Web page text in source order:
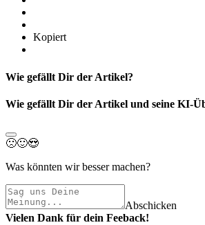
Kopiert
Wie gefällt Dir der Artikel?
Wie gefällt Dir der Artikel und seine KI-
🙁🙂😍
Was könnten wir besser machen?
Abschicken
Vielen Dank für dein Feeback!